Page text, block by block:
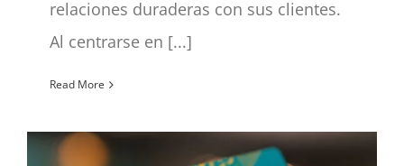
relaciones duraderas con sus clientes.
Al centrarse en [...]
Read More